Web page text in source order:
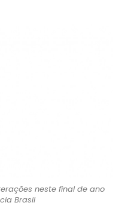
neste final de ano
Brasil